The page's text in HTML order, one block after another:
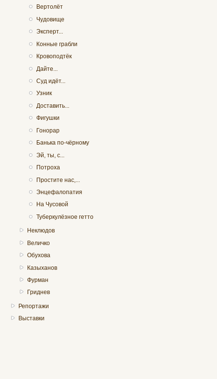
Вертолёт
Чудовище
Эксперт...
Конные грабли
Кровоподтёк
Дайте...
Суд идёт...
Узник
Доставить...
Фигушки
Гонорар
Банька по-чёрному
Эй, ты, с...
Потроха
Простите нас,...
Энцефалопатия
На Чусовой
Туберкулёзное гетто
Неклюдов
Величко
Обухова
Казыханов
Фурман
Гриднев
Репортажи
Выставки